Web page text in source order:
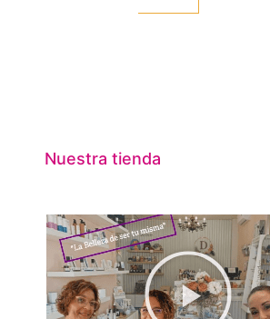
Nuestra tienda